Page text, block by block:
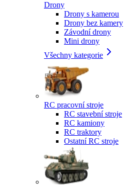
Drony
Drony s kamerou
Drony bez kamery
Závodní drony
Mini drony
Všechny kategorie
RC pracovní stroje
RC stavební stroje
RC kamiony
RC traktory
Ostatní RC stroje